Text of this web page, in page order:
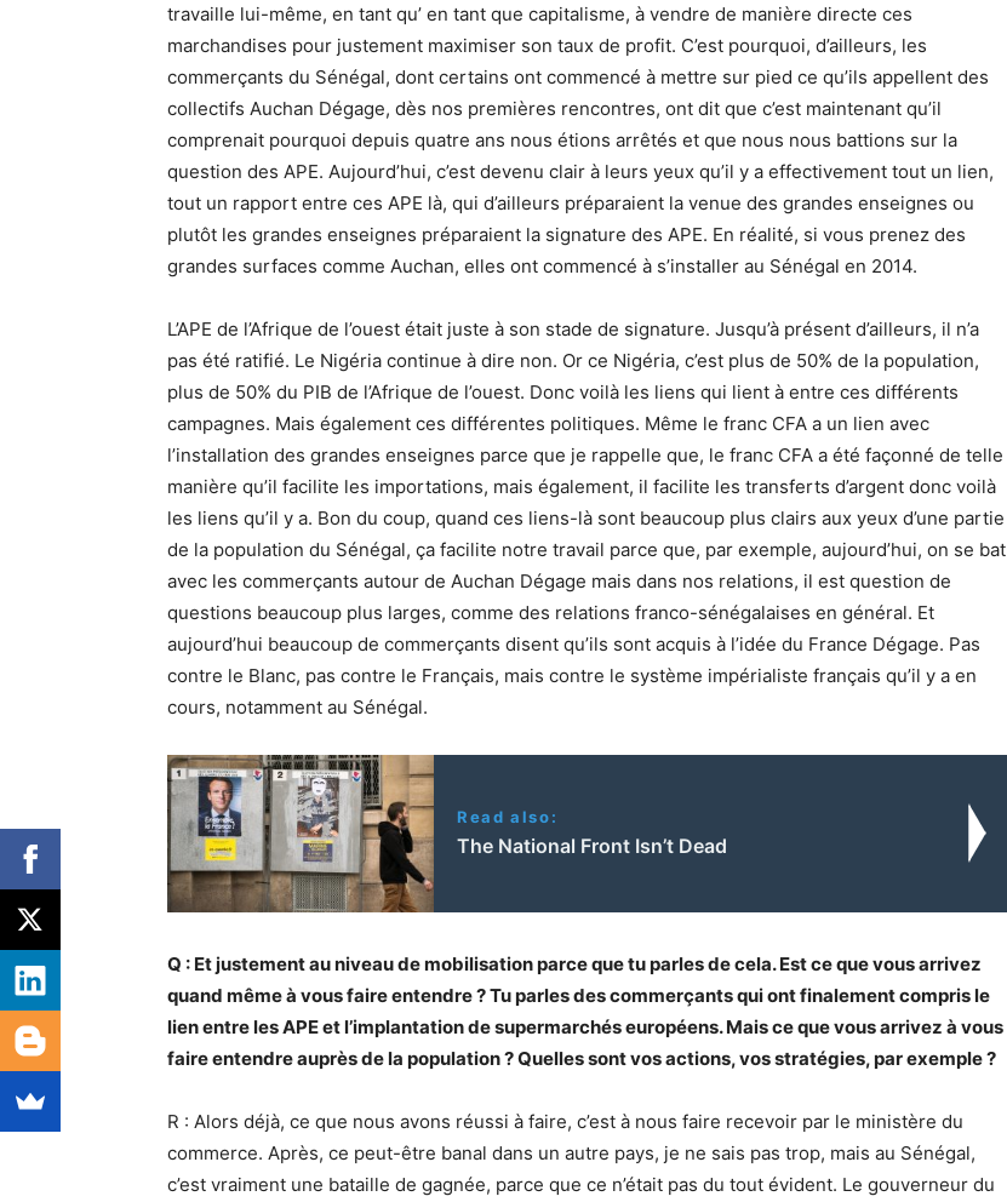
travaille lui-même, en tant qu’ en tant que capitalisme, à vendre de manière directe ces
marchandises pour justement maximiser son taux de profit. C’est pourquoi, d’ailleurs, les
commerçants du Sénégal, dont certains ont commencé à mettre sur pied ce qu’ils appellent des
collectifs Auchan Dégage, dès nos premières rencontres, ont dit que c’est maintenant qu’il
comprenait pourquoi depuis quatre ans nous étions arrêtés et que nous nous battions sur la
question des APE. Aujourd’hui, c’est devenu clair à leurs yeux qu’il y a effectivement tout un lien,
tout un rapport entre ces APE là, qui d’ailleurs préparaient la venue des grandes enseignes ou
plutôt les grandes enseignes préparaient la signature des APE. En réalité, si vous prenez des
grandes surfaces comme Auchan, elles ont commencé à s’installer au Sénégal en 2014.
L’APE de l’Afrique de l’ouest était juste à son stade de signature. Jusqu’à présent d’ailleurs, il n’a
pas été ratifié. Le Nigéria continue à dire non. Or ce Nigéria, c’est plus de 50% de la population,
plus de 50% du PIB de l’Afrique de l’ouest. Donc voilà les liens qui lient à entre ces différents
campagnes. Mais également ces différentes politiques. Même le franc CFA a un lien avec
l’installation des grandes enseignes parce que je rappelle que, le franc CFA a été façonné de telle
manière qu’il facilite les importations, mais également, il facilite les transferts d’argent donc voilà
les liens qu’il y a. Bon du coup, quand ces liens-là sont beaucoup plus clairs aux yeux d’une partie
de la population du Sénégal, ça facilite notre travail parce que, par exemple, aujourd’hui, on se bat
avec les commerçants autour de Auchan Dégage mais dans nos relations, il est question de
questions beaucoup plus larges, comme des relations franco-sénégalaises en général. Et
aujourd’hui beaucoup de commerçants disent qu’ils sont acquis à l’idée du France Dégage. Pas
contre le Blanc, pas contre le Français, mais contre le système impérialiste français qu’il y a en
cours, notamment au Sénégal.
Read also:
The National Front Isn’t Dead
Q : Et justement au niveau de mobilisation parce que tu parles de cela. Est ce que vous arrivez
quand même à vous faire entendre ? Tu parles des commerçants qui ont finalement compris le
lien entre les APE et l’implantation de supermarchés européens. Mais ce que vous arrivez à vous
faire entendre auprès de la population ? Quelles sont vos actions, vos stratégies, par exemple ?
R : Alors déjà, ce que nous avons réussi à faire, c’est à nous faire recevoir par le ministère du
commerce. Après, ce peut-être banal dans un autre pays, je ne sais pas trop, mais au Sénégal,
c’est vraiment une bataille de gagnée, parce que ce n’était pas du tout évident. Le gouverneur du